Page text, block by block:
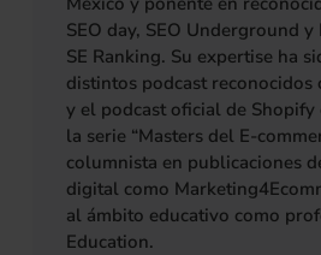
SEO day, SEO Underground y
SE Ranking. Su expertise ha
distintos podcast reconocidos
y el podcast oficial de Shopify
la serie “Masters del E-
columnista en publicaciones
digital como
al ámbito educativo como
Education.